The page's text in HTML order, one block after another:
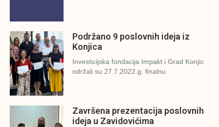
Podržano 9 poslovnih ideja iz
Konjica
Investicijska fondacija Impakt i Grad Konjic
održali su 27.7.2022.g. finalnu
Završena prezentacija poslovnih
ideja u Zavidovićima